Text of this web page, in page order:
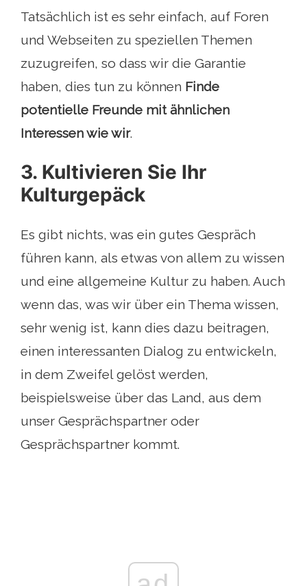
Tatsächlich ist es sehr einfach, auf Foren
und Webseiten zu speziellen Themen
zuzugreifen, so dass wir die Garantie
haben, dies tun zu können Finde
potentielle Freunde mit ähnlichen
Interessen wie wir.
3. Kultivieren Sie Ihr
Kulturgepäck
Es gibt nichts, was ein gutes Gespräch
führen kann, als etwas von allem zu wissen
und eine allgemeine Kultur zu haben. Auch
wenn das, was wir über ein Thema wissen,
sehr wenig ist, kann dies dazu beitragen,
einen interessanten Dialog zu entwickeln,
in dem Zweifel gelöst werden,
beispielsweise über das Land, aus dem
unser Gesprächspartner oder
Gesprächspartner kommt.